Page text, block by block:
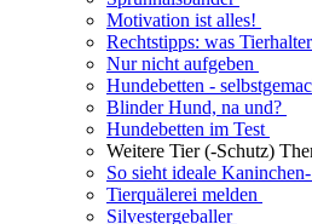
Motivation ist alles!
Rechtstipps: was
Nur nicht aufgeben
Hundebetten -
Blinder Hund, na und?
Hundebetten im Test
Weitere Tier (-Schutz)
So sieht ideale
Tierquälerei melden
Silvestergeballer